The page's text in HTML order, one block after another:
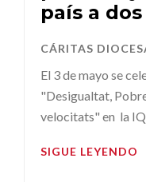
país a
CÁRITAS
El 3 de mayo se
"Desigualtat,
velocitats" en la
SIGUE LEYENDO